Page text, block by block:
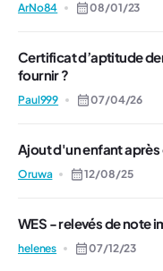
ArNo84 08/01/23
Certificat d’aptitude
fournir ?
Paul999 07/04/26
Ajout d'un enfant après
Oruwa 12/08/25
WES - relevés de note
helenes 07/12/23